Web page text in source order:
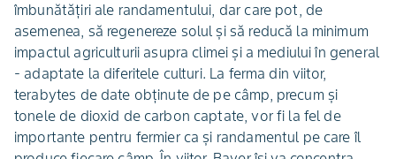
îmbunătățiri ale randamentului, dar care pot, de
asemenea, să regenereze solul și să reducă la minimum
impactul agriculturii asupra climei și a mediului în general
- adaptate la diferitele culturi. La ferma din viitor,
terabytes de date obținute de pe câmp, precum și
tonele de dioxid de carbon captate, vor fi la fel de
importante pentru fermier ca și randamentul pe care îl